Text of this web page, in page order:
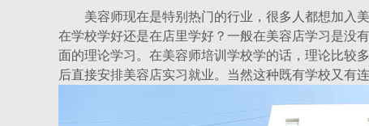
美容师现在是特别热门的行业，很多人都想加入美
在学校学好还是在店里学好？一般在美容店学习是没
面的理论学习。在美容师培训学校学的话，理论比较
后直接安排美容店实习就业。当然这种既有学校又有